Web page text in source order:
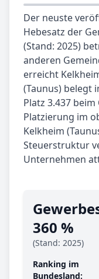
Der neuste
Hebesatz der
(Stand: 2025)
anderen
erreicht
(Taunus) belegt
Platz 3.437
Platzierung im
Kelkheim
Steuerstruktur
Unternehmen
360 %
(Stand: 2025)
Ranking im
Bundesland: